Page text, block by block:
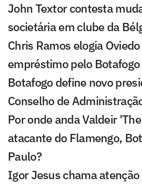
John Textor contesta
societária em clube da
Chris Ramos elogia
empréstimo pelo Botafogo
Botafogo define novo
Conselho de
Por onde anda Valdeir
atacante do Flamengo,
Paulo?
Igor Jesus chama